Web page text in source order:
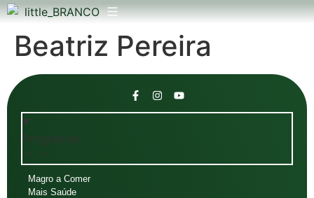
Beatriz Pereira
Programas
Magro a Comer
Mais Saúde